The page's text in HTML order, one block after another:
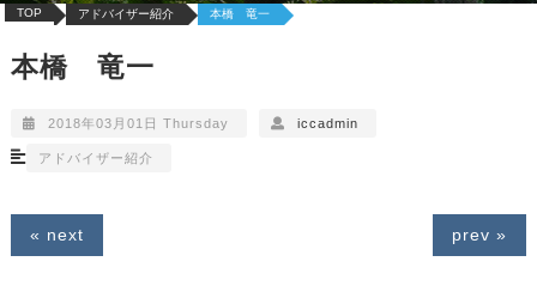
TOP アドバイザー紹介 本橋 竜一
本橋 竜一
2018年03月01日 Thursday iccadmin
アドバイザー紹介
« next prev »